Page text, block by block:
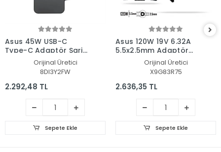
Asus 45W USB-C
Type-C Adaptör Şarj
Aleti-CihazıOrijinal Üretici
8DI3Y2FW
2.292,48 TL
Sepete Ekle
Asus 120W 19V 6.32A
5.5x2.5mm Adaptör
Şarj Aleti-Cihazı
Orijinal Üretici
X9G83R75
2.636,35 TL
Sepete Ekle